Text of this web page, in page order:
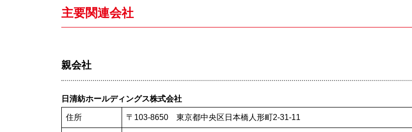
主要関連会社
親会社
日清紡ホールディングス株式会社
住所 〒103-8650 東京都中央区日本橋人形町2-31-11